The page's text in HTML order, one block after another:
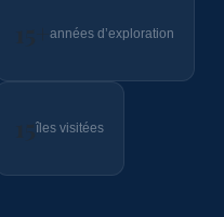
années d’exploration
îles visitées